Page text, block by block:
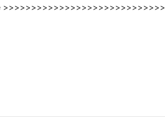
>>>>>>>>>>>>>>>>>>>>>>>>>>>>>